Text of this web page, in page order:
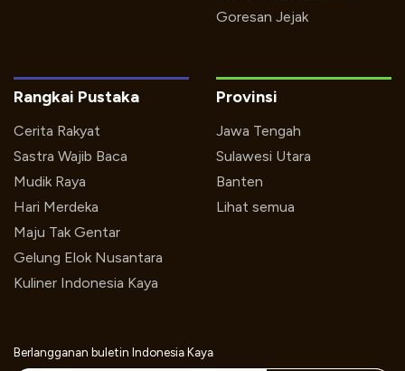
Goresan Jejak
Rangkai Pustaka
Cerita Rakyat
Sastra Wajib Baca
Mudik Raya
Hari Merdeka
Maju Tak Gentar
Gelung Elok Nusantara
Kuliner Indonesia Kaya
Provinsi
Jawa Tengah
Sulawesi Utara
Banten
Lihat semua
Berlangganan buletin Indonesia Kaya